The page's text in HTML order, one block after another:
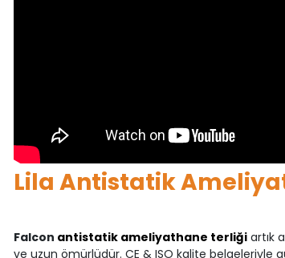
Lila Antistatik
Falcon antistatik ameliyathane terliğiartık
ve uzun ömürlüdür. CE & ISO kalite belgeleriyle